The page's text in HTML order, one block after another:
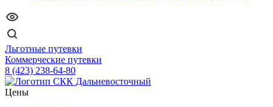
Льготные путевки
Коммерческие путевки
8 (423) 238-64-80
Цены